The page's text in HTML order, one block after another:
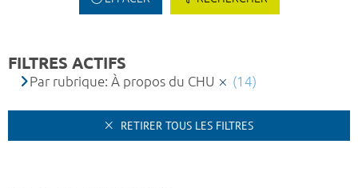
FILTRES ACTIFS
Par rubrique: À propos du CHU (14)
RETIRER TOUS LES FILTRES